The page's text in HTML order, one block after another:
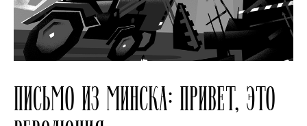
ПИСЬМО ИЗ МИНСКА: ПРИВЕТ, ЭТО